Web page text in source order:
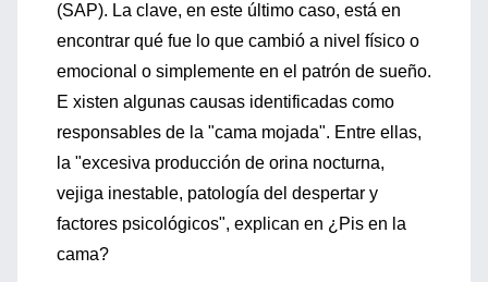
(SAP). La clave, en este último caso, está en
encontrar qué fue lo que cambió a nivel físico o
emocional o simplemente en el patrón de sueño.
E xisten algunas causas identificadas como
responsables de la "cama mojada". Entre ellas,
la "excesiva producción de orina nocturna,
vejiga inestable, patología del despertar y
factores psicológicos", explican en ¿Pis en la
cama?